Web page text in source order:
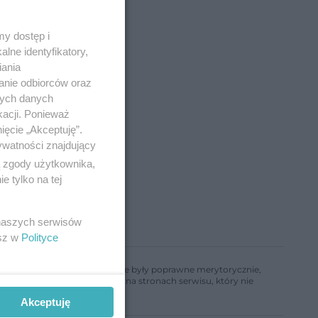
informacje w nim zawarte były poprawne merytorycznie,
informacji zamieszczonych na stronach serwisu, który nie
dostęp i
identyfikatory,
odbiorców oraz
danych
Ponieważ
„Akceptuję”.
znajdujący
użytkownika,
tylko na tej
serwisów
w Polityce
Akceptuję